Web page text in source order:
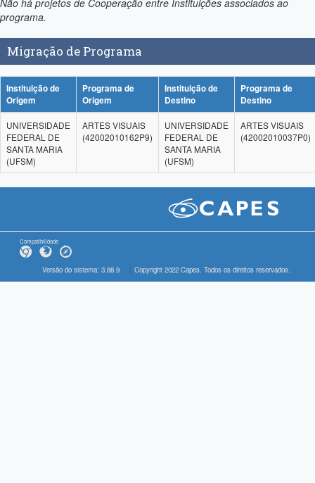
Não há projetos de Cooperação entre Instituições associados ao
programa.
Migração de Programa
Instituição de
Origem
Programa de
Origem
Instituição de
Destino
Programa de
Destino
UNIVERSIDADE
FEDERAL DE
SANTA MARIA
(UFSM)
ARTES VISUAIS
(42002010162P9)
UNIVERSIDADE
FEDERAL DE
SANTA MARIA
(UFSM)
ARTES VISUAIS
(42002010037P0)
Compatibilidade
Versão do sistema: 3.88.9 Copyright 2022 Capes. Todos os direitos reservados.